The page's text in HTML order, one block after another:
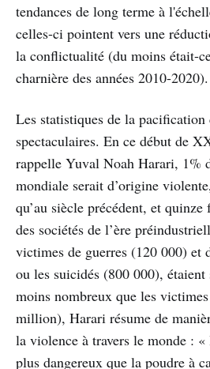
tendances de long terme à
celles-ci pointent vers une
la conflictualité (du moins était-
charnière des années 2010-2020).
Les statistiques de la pacification
spectaculaires. En ce début de
rappelle Yuval Noah Harari, 1%
mondiale serait d’origine
qu’au siècle précédent, et quinze
des sociétés de l’ère
victimes de guerres (120 000) et
ou les suicidés (800 000), étaient
moins nombreux que les
million), Harari résume de
la violence à travers le monde : «
plus dangereux que la poudre à